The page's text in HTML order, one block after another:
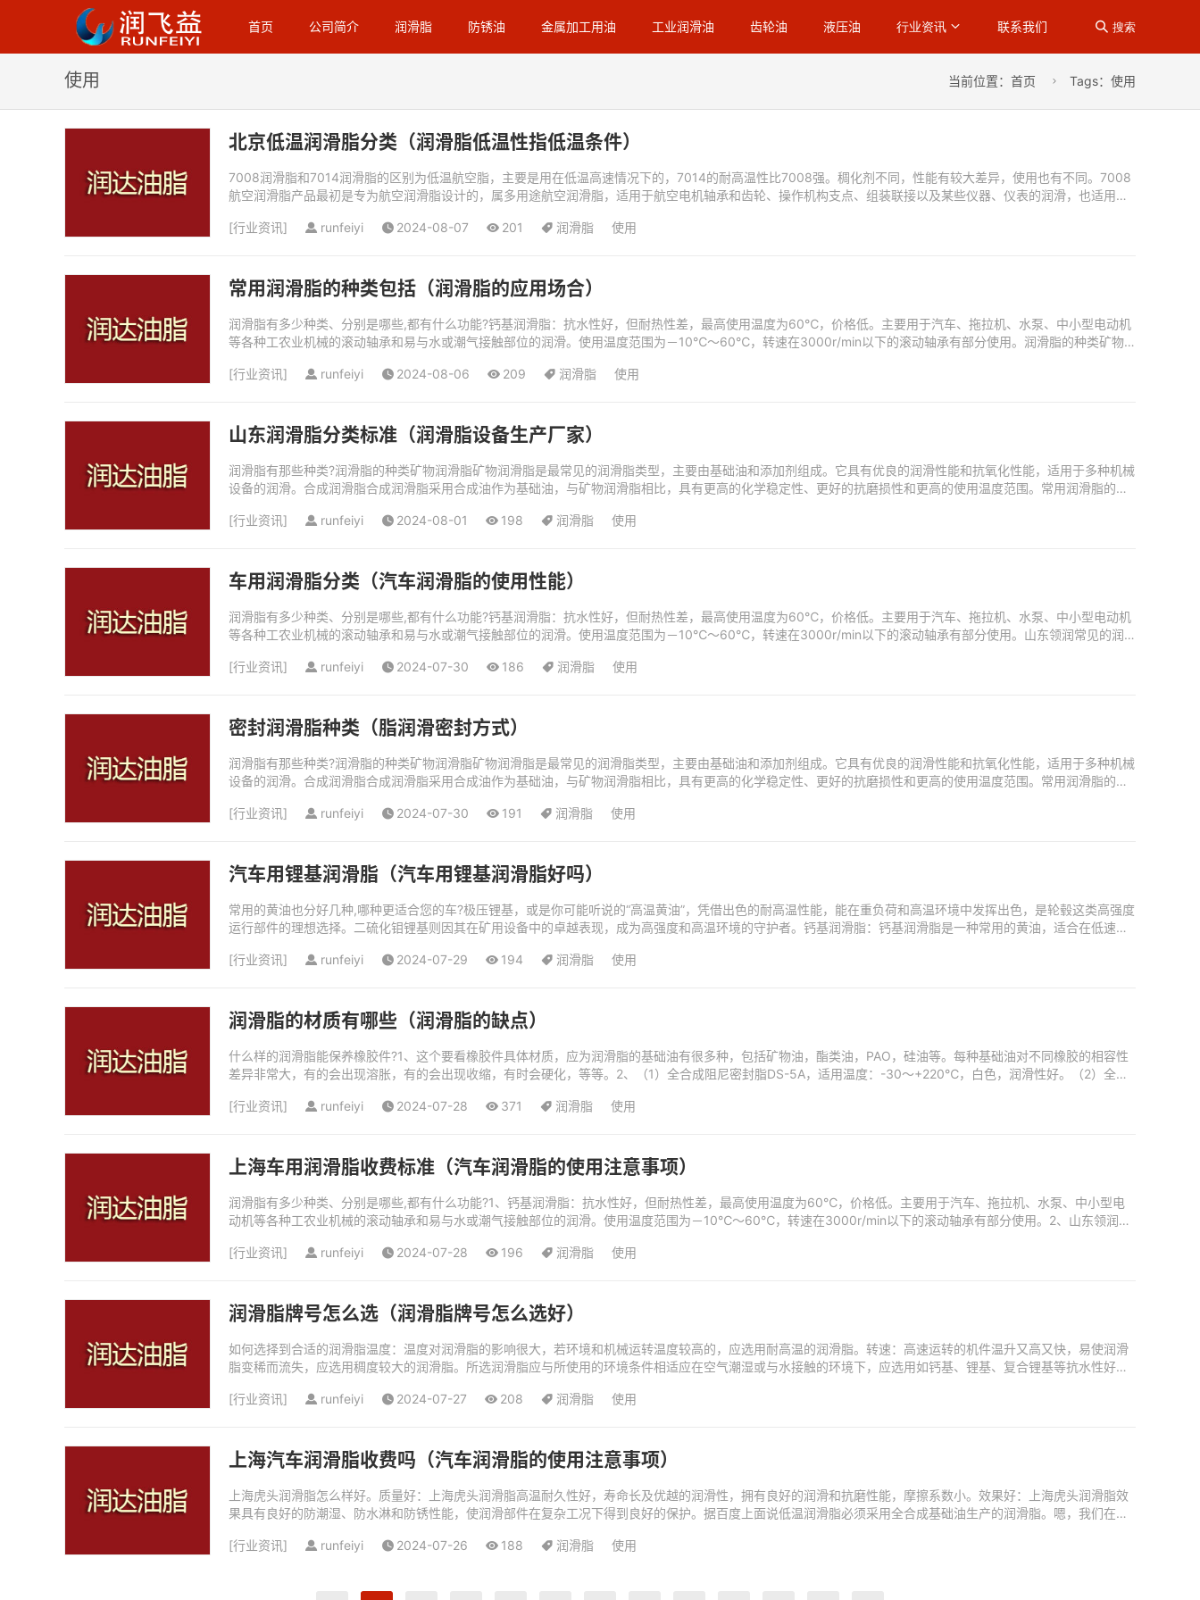
首页 公司简介 润滑脂 防锈油 金属加工用油 工业润滑油 齿轮油 液压油 行业资讯 联系我们  搜索
使用 当前位置： 首页  Tags：使用
北京低温润滑脂分类（润滑脂低温性指低温条件）
7008润滑脂和7014润滑脂的区别为低温航空脂，主要是用在低温高速情况下的，7014的耐高温性比7008强。稠化剂不同，性能有较大差异，使用也有不同。7008
航空润滑脂产品最初是专为航空润滑脂设计的，属多用途航空润滑脂，适用于航空电机轴承和齿轮、操作机构支点、组装联接以及某些仪器、仪表的润滑，也适用于
[行业资讯] runfeiyi 2024-08-07 201 润滑脂 使用
常用润滑脂的种类包括（润滑脂的应用场合）
润滑脂有多少种类、分别是哪些,都有什么功能?钙基润滑脂：抗水性好，但耐热性差，最高使用温度为60℃，价格低。主要用于汽车、拖拉机、水泵、中小型电动机
等各种工农业机械的滚动轴承和易与水或潮气接触部位的润滑。使用温度范围为－10℃～60℃，转速在3000r/min以下的滚动轴承有部分使用。润滑脂的种类矿物
[行业资讯] runfeiyi 2024-08-06 209 润滑脂 使用
山东润滑脂分类标准（润滑脂设备生产厂家）
润滑脂有那些种类?润滑脂的种类矿物润滑脂矿物润滑脂是最常见的润滑脂类型，主要由基础油和添加剂组成。它具有优良的润滑性能和抗氧化性能，适用于多种机械
设备的润滑。合成润滑脂合成润滑脂采用合成油作为基础油，与矿物润滑脂相比，具有更高的化学稳定性、更好的抗磨损性和更高的使用温度范围。常用润滑脂的种
[行业资讯] runfeiyi 2024-08-01 198 润滑脂 使用
车用润滑脂分类（汽车润滑脂的使用性能）
润滑脂有多少种类、分别是哪些,都有什么功能?钙基润滑脂：抗水性好，但耐热性差，最高使用温度为60℃，价格低。主要用于汽车、拖拉机、水泵、中小型电动机
等各种工农业机械的滚动轴承和易与水或潮气接触部位的润滑。使用温度范围为－10℃～60℃，转速在3000r/min以下的滚动轴承有部分使用。山东领润常见的润
[行业资讯] runfeiyi 2024-07-30 186 润滑脂 使用
密封润滑脂种类（脂润滑密封方式）
润滑脂有那些种类?润滑脂的种类矿物润滑脂矿物润滑脂是最常见的润滑脂类型，主要由基础油和添加剂组成。它具有优良的润滑性能和抗氧化性能，适用于多种机械
设备的润滑。合成润滑脂合成润滑脂采用合成油作为基础油，与矿物润滑脂相比，具有更高的化学稳定性、更好的抗磨损性和更高的使用温度范围。常用润滑脂的种
[行业资讯] runfeiyi 2024-07-30 191 润滑脂 使用
汽车用锂基润滑脂（汽车用锂基润滑脂好吗）
常用的黄油也分好几种,哪种更适合您的车?极压锂基，或是你可能听说的“高温黄油”，凭借出色的耐高温性能，能在重负荷和高温环境中发挥出色，是轮毂这类高强度
运行部件的理想选择。二硫化钼锂基则因其在矿用设备中的卓越表现，成为高强度和高温环境的守护者。钙基润滑脂：钙基润滑脂是一种常用的黄油，适合在低速和
[行业资讯] runfeiyi 2024-07-29 194 润滑脂 使用
润滑脂的材质有哪些（润滑脂的缺点）
什么样的润滑脂能保养橡胶件?1、这个要看橡胶件具体材质，应为润滑脂的基础油有很多种，包括矿物油，酯类油，PAO，硅油等。每种基础油对不同橡胶的相容性
差异非常大，有的会出现溶胀，有的会出现收缩，有时会硬化，等等。2、（1）全合成阻尼密封脂DS-5A，适用温度：-30～+220℃，白色，润滑性好。（2）全合
[行业资讯] runfeiyi 2024-07-28 371 润滑脂 使用
上海车用润滑脂收费标准（汽车润滑脂的使用注意事项）
润滑脂有多少种类、分别是哪些,都有什么功能?1、钙基润滑脂：抗水性好，但耐热性差，最高使用温度为60℃，价格低。主要用于汽车、拖拉机、水泵、中小型电
动机等各种工农业机械的滚动轴承和易与水或潮气接触部位的润滑。使用温度范围为－10℃～60℃，转速在3000r/min以下的滚动轴承有部分使用。2、山东领润常
[行业资讯] runfeiyi 2024-07-28 196 润滑脂 使用
润滑脂牌号怎么选（润滑脂牌号怎么选好）
如何选择到合适的润滑脂温度：温度对润滑脂的影响很大，若环境和机械运转温度较高的，应选用耐高温的润滑脂。转速：高速运转的机件温升又高又快，易使润滑
脂变稀而流失，应选用稠度较大的润滑脂。所选润滑脂应与所使用的环境条件相适应在空气潮湿或与水接触的环境下，应选用如钙基、锂基、复合锂基等抗水性好的
[行业资讯] runfeiyi 2024-07-27 208 润滑脂 使用
上海汽车润滑脂收费吗（汽车润滑脂的使用注意事项）
上海虎头润滑脂怎么样好。质量好：上海虎头润滑脂高温耐久性好，寿命长及优越的润滑性，拥有良好的润滑和抗磨性能，摩擦系数小。效果好：上海虎头润滑脂效
果具有良好的防潮湿、防水淋和防锈性能，使润滑部件在复杂工况下得到良好的保护。据百度上面说低温润滑脂必须采用全合成基础油生产的润滑脂。嗯，我们在百
[行业资讯] runfeiyi 2024-07-26 188 润滑脂 使用